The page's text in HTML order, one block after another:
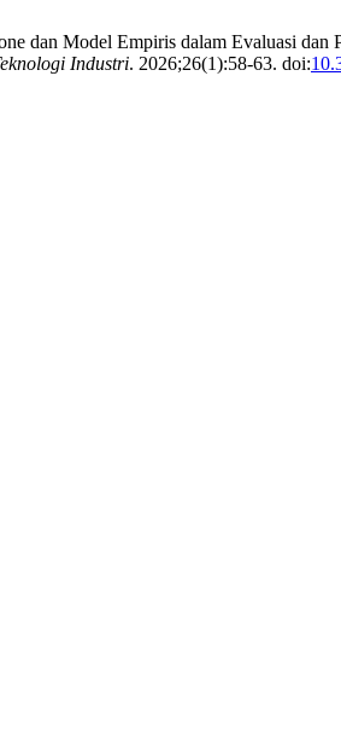
dan Model Empiris dalam Evaluasi
Industri. 2026;26(1):58-63. doi: